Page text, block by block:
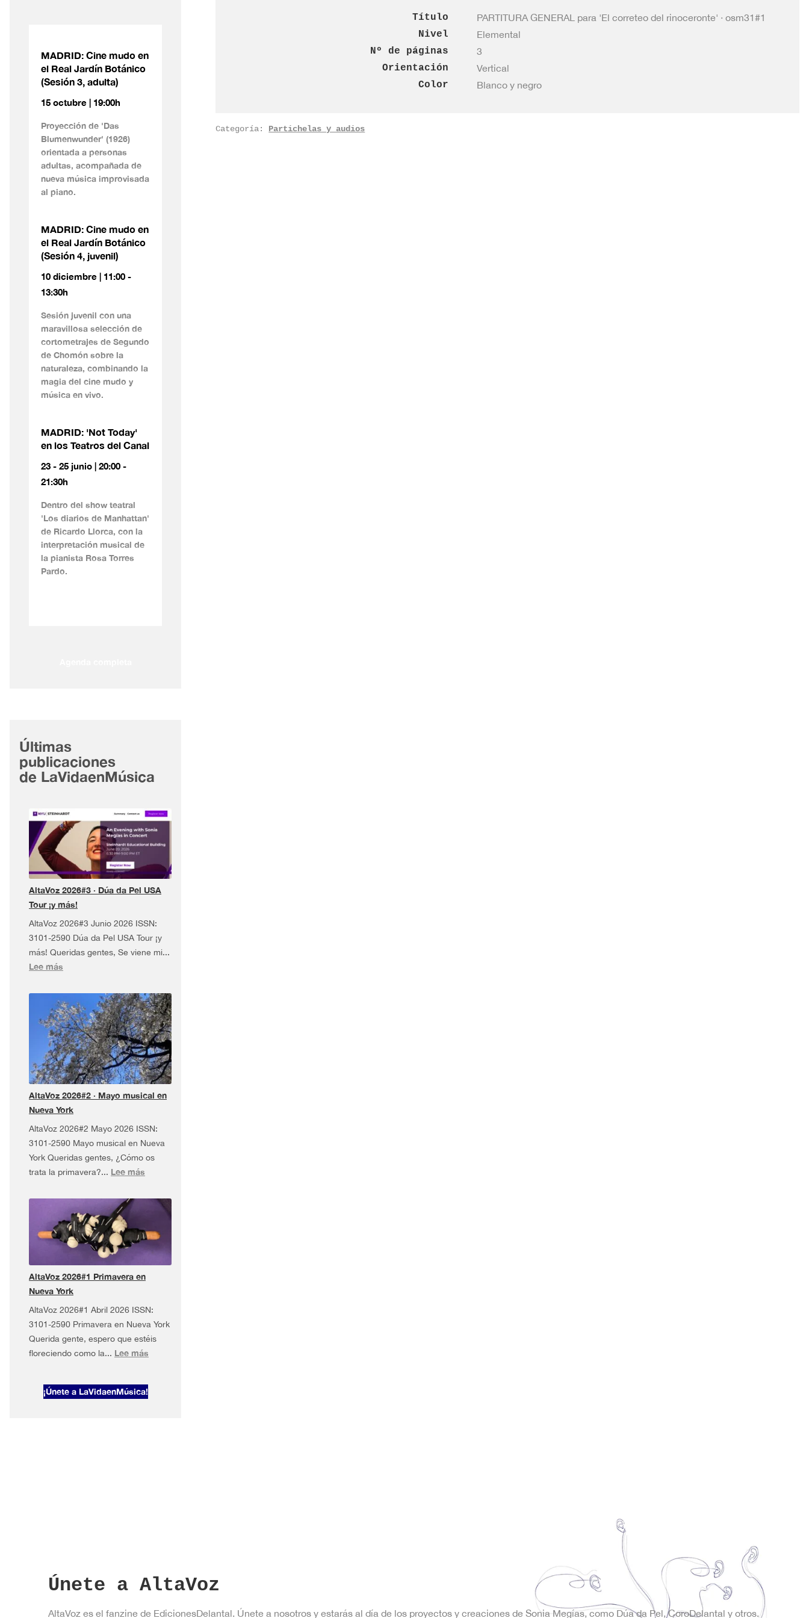
Título
PARTITURA GENERAL para 'El correteo del rinoceronte' · osm31#1
Nivel
Elemental
Nº de páginas
3
Orientación
Vertical
Color
Blanco y negro
Categoría: Partichelas y audios
MADRID: Cine mudo en
el Real Jardín Botánico
(Sesión 3, adulta)
15 octubre | 19:00h
Proyección de 'Das
Blumenwunder' (1926)
orientada a personas
adultas, acompañada de
nueva música improvisada
al piano.
MADRID: Cine mudo en
el Real Jardín Botánico
(Sesión 4, juvenil)
10 diciembre | 11:00 -
13:30h
Sesión juvenil con una
maravillosa selección de
cortometrajes de Segundo
de Chomón sobre la
naturaleza, combinando la
magia del cine mudo y
música en vivo.
MADRID: 'Not Today'
en los Teatros del Canal
23 - 25 junio | 20:00 -
21:30h
Dentro del show teatral
'Los diarios de Manhattan'
de Ricardo Llorca, con la
interpretación musical de
la pianista Rosa Torres
Pardo.
Últimas
publicaciones
de LaVidaenMúsica
AltaVoz 2026#3 · Dúa da Pel USA
Tour ¡y más!
AltaVoz 2026#3 Junio 2026 ISSN:
3101-2590 Dúa da Pel USA Tour ¡y
más! Queridas gentes, Se viene mi...
Lee más
2026#3
·
Dúa
da
Pel
USA
Tour
¡y
más!
AltaVoz 2026#2 · Mayo musical en
Nueva York
AltaVoz 2026#2 Mayo 2026 ISSN:
3101-2590 Mayo musical en Nueva
York Queridas gentes, ¿Cómo os
trata la primavera?... Lee más
2026#2
Mayo
musical
AltaVoz 2026#1 Primavera en
Nueva York
AltaVoz 2026#1 Abril 2026 ISSN:
3101-2590 Primavera en Nueva York
Querida gente, espero que estéis
floreciendo como la... Lee más
¡Únete a LaVidaenMúsica!
Únete a AltaVoz
AltaVoz es el fanzine de EdicionesDelantal. Únete a nosotros y estarás al día de los proyectos y creaciones de Sonia Megías, como Dúa da Pel, CoroDelantal y otros.